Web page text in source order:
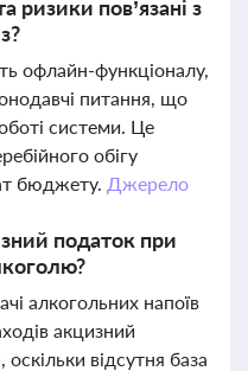
ризики пов’язані з
офлайн-функціоналу,
питання, що
системи. Це
обігу
бюджету. Джерело
податок при
алкогольних напоїв
акцизний
відсутня база